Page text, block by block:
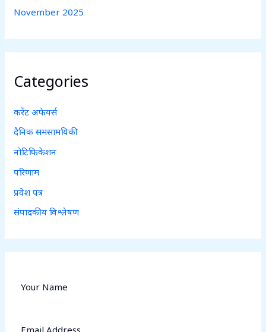
November 2025
Categories
करेंट अफेयर्स
दैनिक समसामयिकी
नोटिफिकेशन
परिणाम
प्रवेश पत्र
संपादकीय विश्लेषण